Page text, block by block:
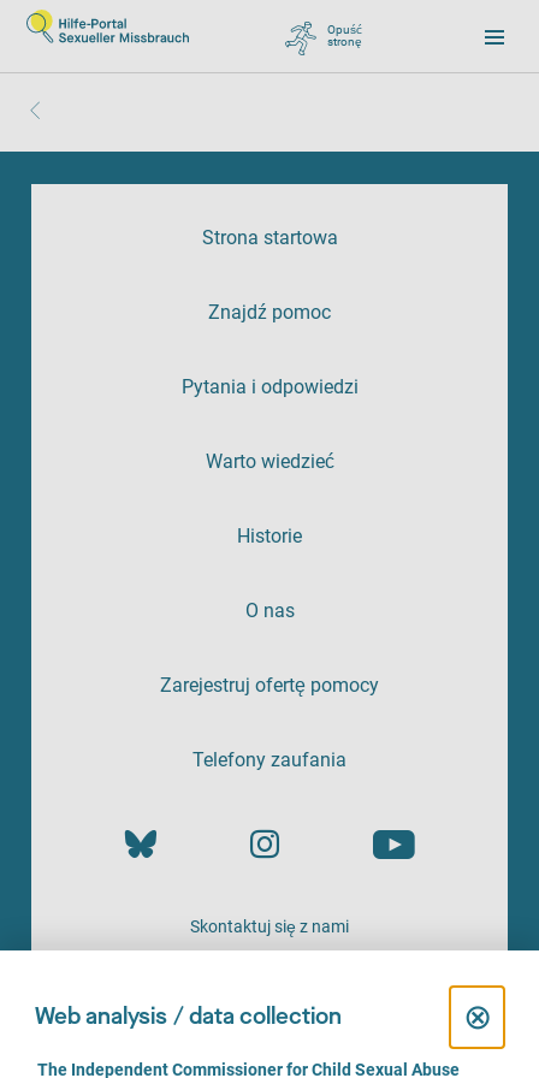
Opuść
stronę
Strona startowa
Znajdź pomoc
Pytania i odpowiedzi
Warto wiedzieć
Historie
O nas
Zarejestruj ofertę pomocy
Telefony zaufania
Skontaktuj się z nami
OFERTA
Web analysis / data collection ⊗
C
l
C
The Independent Commissioner for Child Sexual Abuse